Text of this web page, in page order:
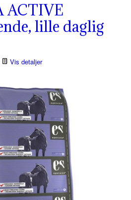
ACTIVE
lille daglig
Vis detaljer